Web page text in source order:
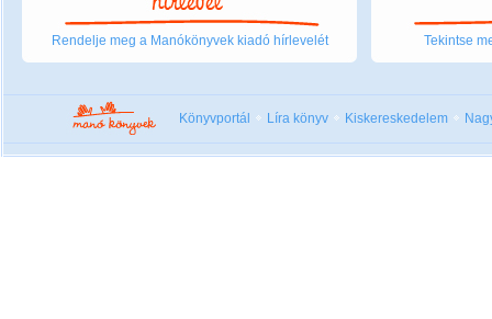
Rendelje meg a Manókönyvek kiadó hírlevelét Tekintse
Könyvportál Líra könyv Kiskereskedelem